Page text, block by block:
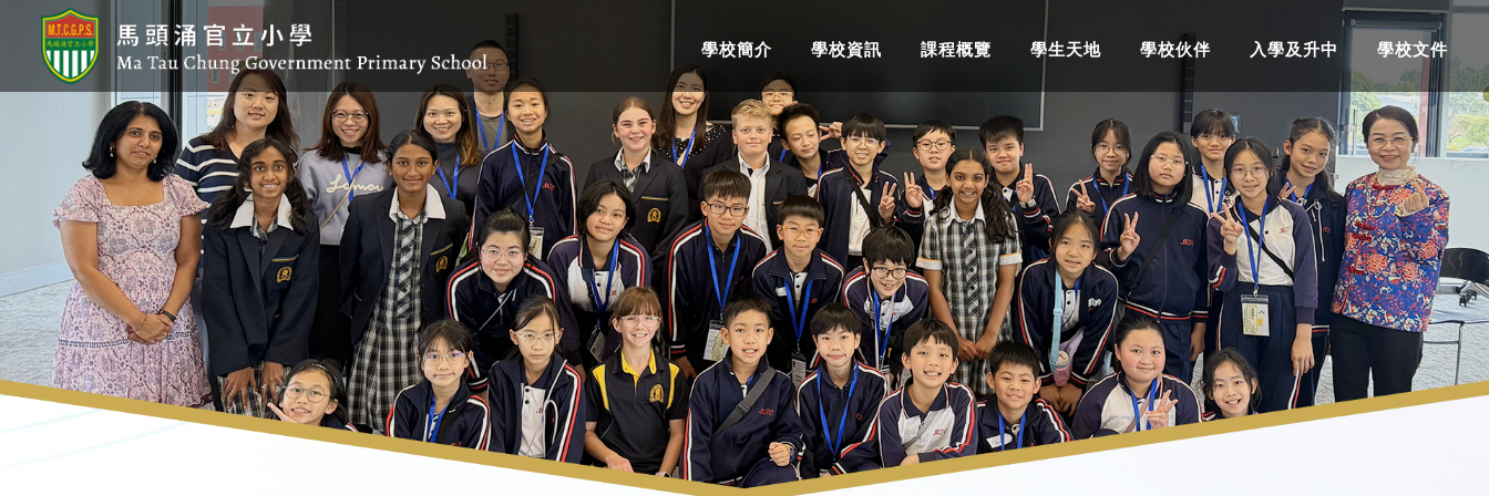
學校簡介 學校資訊 課程概覽 學生天地 學校伙伴 入學及升中 學校文件